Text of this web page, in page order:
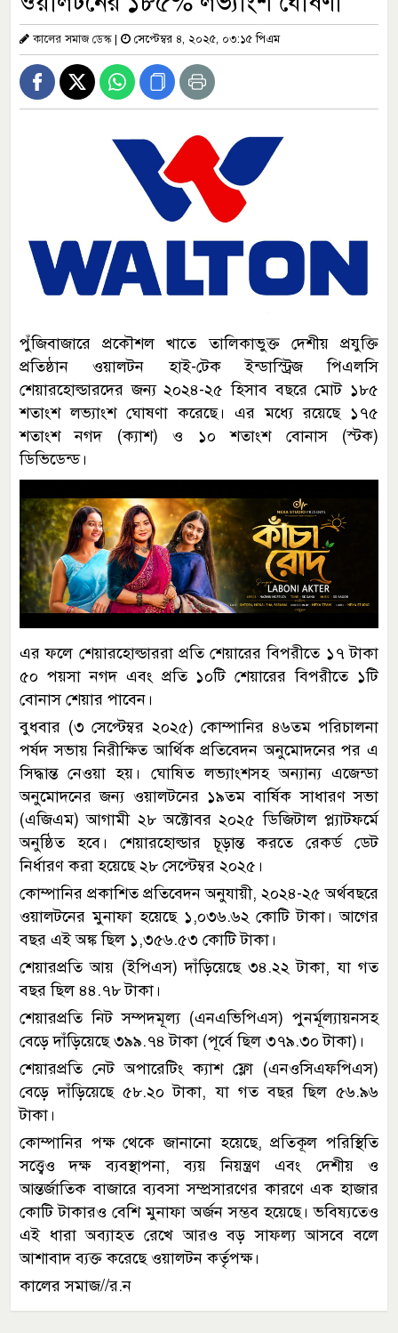
কালের সমাজ ডেস্ক| সেপ্টেম্বর ৪, ২০২৫, ০৩:১৫ পিএম
পুঁজিবাজারে প্রকৌশল খাতে তালিকাভুক্ত দেশীয় প্রযুক্তি
প্রতিষ্ঠান ওয়ালটন হাই-টেক ইন্ডাস্ট্রিজ পিএলসি
শেয়ারহোল্ডারদের জন্য ২০২৪-২৫ হিসাব বছরে মোট ১৮৫
শতাংশ লভ্যাংশ ঘোষণা করেছে। এর মধ্যে রয়েছে ১৭৫
শতাংশ নগদ (ক্যাশ) ও ১০ শতাংশ বোনাস (স্টক)
ডিভিডেন্ড।
এর ফলে শেয়ারহোল্ডাররা প্রতি শেয়ারের বিপরীতে ১৭ টাকা
৫০ পয়সা নগদ এবং প্রতি ১০টি শেয়ারের বিপরীতে ১টি
বোনাস শেয়ার পাবেন।
বুধবার (৩ সেপ্টেম্বর ২০২৫) কোম্পানির ৪৬তম পরিচালনা
পর্ষদ সভায় নিরীক্ষিত আর্থিক প্রতিবেদন অনুমোদনের পর এ
সিদ্ধান্ত নেওয়া হয়। ঘোষিত লভ্যাংশসহ অন্যান্য এজেন্ডা
অনুমোদনের জন্য ওয়ালটনের ১৯তম বার্ষিক সাধারণ সভা
(এজিএম) আগামী ২৮ অক্টোবর ২০২৫ ডিজিটাল প্ল্যাটফর্মে
অনুষ্ঠিত হবে। শেয়ারহোল্ডার চূড়ান্ত করতে রেকর্ড ডেট
নির্ধারণ করা হয়েছে ২৮ সেপ্টেম্বর ২০২৫।
কোম্পানির প্রকাশিত প্রতিবেদন অনুযায়ী, ২০২৪-২৫ অর্থবছরে
ওয়ালটনের মুনাফা হয়েছে ১,০৩৬.৬২ কোটি টাকা। আগের
বছর এই অঙ্ক ছিল ১,৩৫৬.৫৩ কোটি টাকা।
শেয়ারপ্রতি আয় (ইপিএস) দাঁড়িয়েছে ৩৪.২২ টাকা, যা গত
বছর ছিল ৪৪.৭৮ টাকা।
শেয়ারপ্রতি নিট সম্পদমূল্য (এনএভিপিএস) পুনর্মূল্যায়নসহ
বেড়ে দাঁড়িয়েছে ৩৯৯.৭৪ টাকা (পূর্বে ছিল ৩৭৯.৩০ টাকা)।
শেয়ারপ্রতি নেট অপারেটিং ক্যাশ ফ্লো (এনওসিএফপিএস)
বেড়ে দাঁড়িয়েছে ৫৮.২০ টাকা, যা গত বছর ছিল ৫৬.৯৬
টাকা।
কোম্পানির পক্ষ থেকে জানানো হয়েছে, প্রতিকূল পরিস্থিতি
সত্ত্বেও দক্ষ ব্যবস্থাপনা, ব্যয় নিয়ন্ত্রণ এবং দেশীয় ও
আন্তর্জাতিক বাজারে ব্যবসা সম্প্রসারণের কারণে এক হাজার
কোটি টাকারও বেশি মুনাফা অর্জন সম্ভব হয়েছে। ভবিষ্যতেও
এই ধারা অব্যাহত রেখে আরও বড় সাফল্য আসবে বলে
আশাবাদ ব্যক্ত করেছে ওয়ালটন কর্তৃপক্ষ।
কালের সমাজ//র.ন